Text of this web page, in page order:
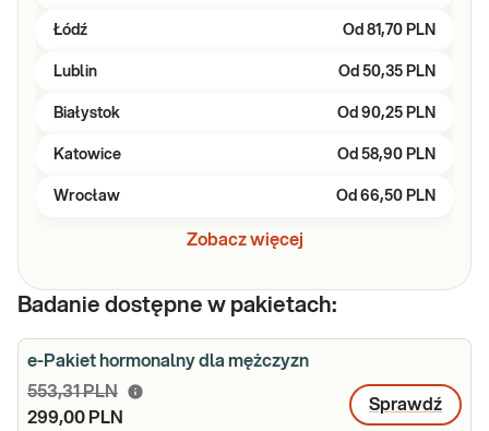
Łódź Od 81,70 PLN
Lublin Od 50,35 PLN
Białystok Od 90,25 PLN
Katowice Od 58,90 PLN
Wrocław Od 66,50 PLN
Zobacz więcej
Badanie dostępne w pakietach:
e-Pakiet hormonalny dla mężczyzn
553,31 PLN
299,00 PLN
Sprawdź